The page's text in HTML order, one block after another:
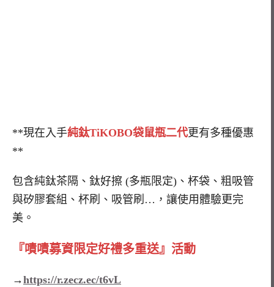
**現在入手純鈦TiKOBO袋鼠瓶二代更有多種優惠
**
包含純鈦茶隔、鈦好擦 (多瓶限定)、杯袋、粗吸管
與矽膠套組、杯刷、吸管刷…，讓使用體驗更完
美。
『嘖嘖募資限定好禮多重送』活動
→https://r.zecz.ec/t6vL